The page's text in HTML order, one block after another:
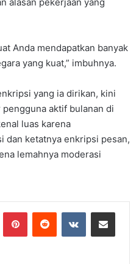
Anda mendapatkan banyak
yang kuat,” imbuhnya.
yang ia dirikan, kini
aktif bulanan di
luas karena
dan ketatnya enkripsi pesan,
lemahnya moderasi
PinterestReddit VKontakteShare via Email